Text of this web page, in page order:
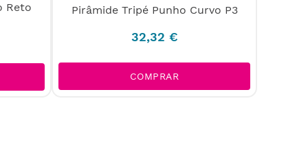
Reto
Pirâmide Tripé Punho Curvo P3
32,32 €
COMPRAR